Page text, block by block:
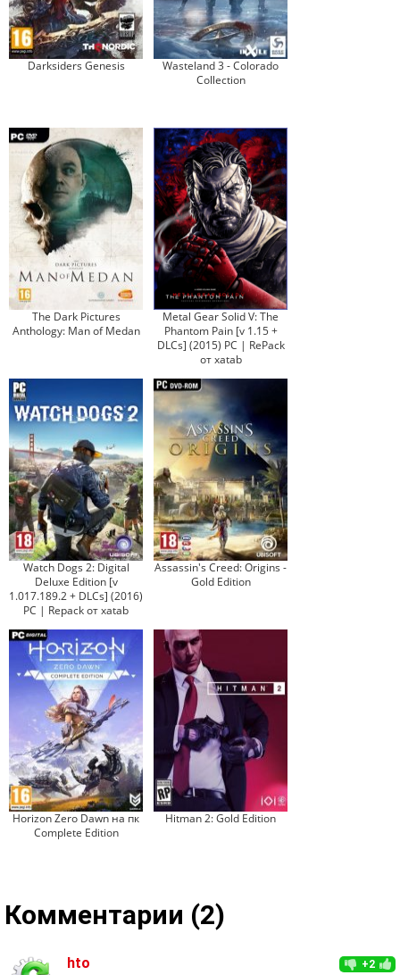
Darksiders Genesis
Wasteland 3 - Colorado
Collection
The Dark Pictures
Anthology: Man of Medan
Metal Gear Solid V: The
Phantom Pain [v 1.15 +
DLCs] (2015) PC | RePack
от xatab
Watch Dogs 2: Digital
Deluxe Edition [v
1.017.189.2 + DLCs] (2016)
PC | Repack от xatab
Assassin's Creed: Origins -
Gold Edition
Horizon Zero Dawn на пк
Complete Edition
Hitman 2: Gold Edition
Комментарии (2)
+2
hto